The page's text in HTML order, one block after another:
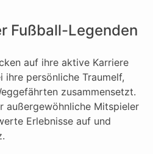
Fußball-Legenden
auf ihre aktive Karriere
persönliche Traumelf,
zusammensetzt.
außergewöhnliche Mitspieler
Erlebnisse auf und